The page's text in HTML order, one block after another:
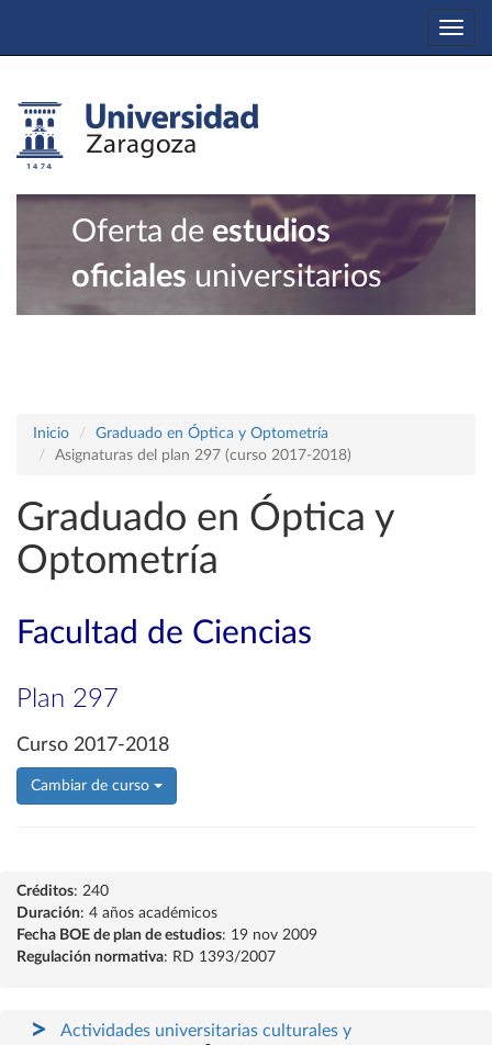
Oferta de estudios
oficiales universitarios
Inicio
Graduado en Óptica y Optometría
Asignaturas del plan 297 (curso 2017-2018)
Graduado en Óptica y
Optometría
Facultad de Ciencias
Plan 297
Curso 2017-2018
Cambiar de curso
Créditos: 240
Duración: 4 años académicos
Fecha BOE de plan de estudios: 19 nov 2009
Regulación normativa: RD 1393/2007
Actividades universitarias culturales y